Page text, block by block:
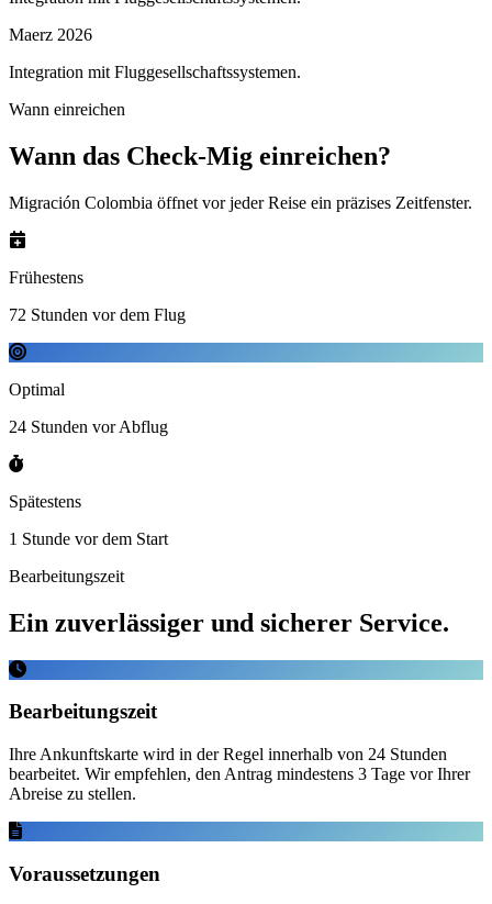
Maerz 2026
Integration mit Fluggesellschaftssystemen.
Wann einreichen
Wann das Check-Mig einreichen?
Migración Colombia öffnet vor jeder Reise ein präzises Zeitfenster.
Frühestens
72 Stunden vor dem Flug
Optimal
24 Stunden vor Abflug
Spätestens
1 Stunde vor dem Start
Bearbeitungszeit
Ein zuverlässiger und sicherer Service.
Bearbeitungszeit
Ihre Ankunftskarte wird in der Regel innerhalb von 24 Stunden
bearbeitet. Wir empfehlen, den Antrag mindestens 3 Tage vor Ihrer
Abreise zu stellen.
Voraussetzungen